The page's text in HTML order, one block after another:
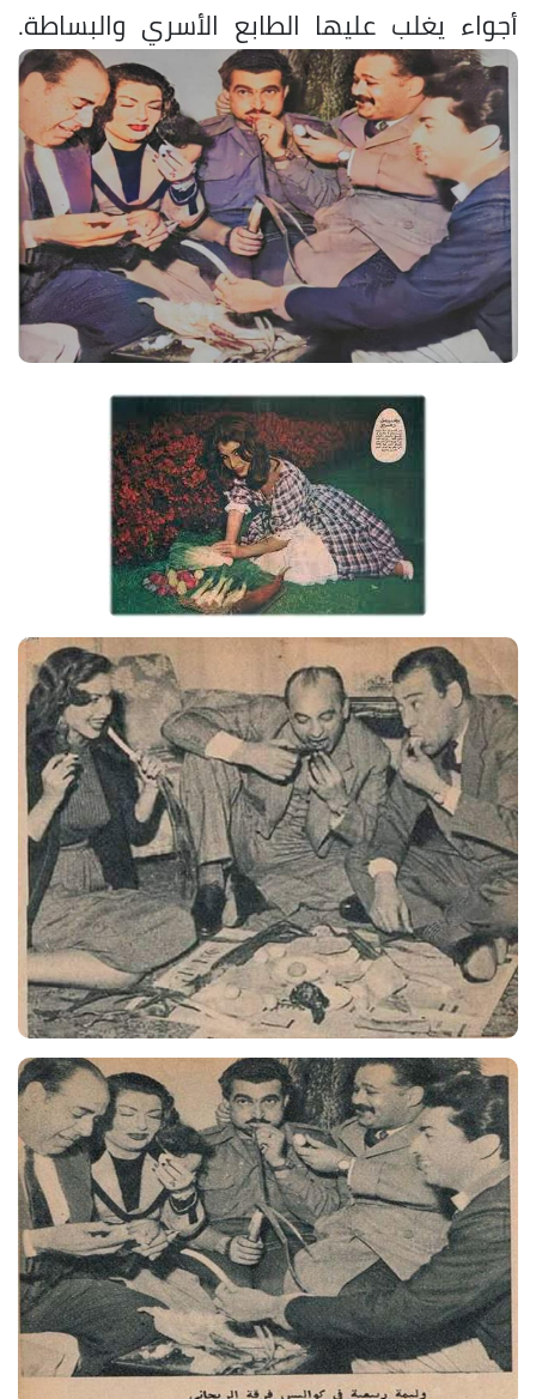
أجواء يغلب عليها الطابع الأسري والبساطة.